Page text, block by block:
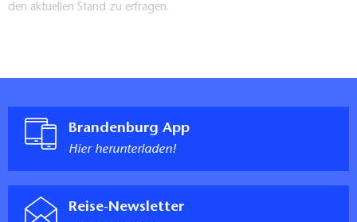
den aktuellen Stand zu erfragen.
Brandenburg App
Hier herunterladen!
Reise-Newsletter